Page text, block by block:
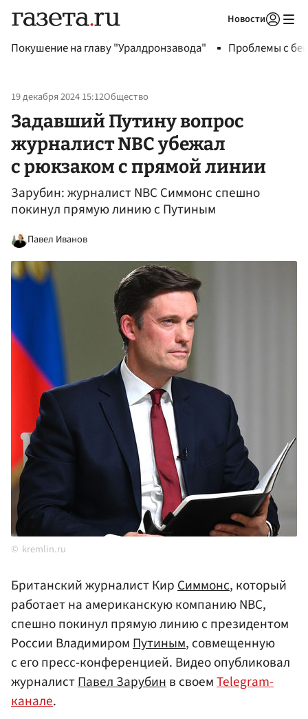
Новости
Покушение на главу "Уралдронзавода" Проблемы с
19 декабря 2024 15:12Общество
Задавший Путину вопрос
журналист NBC убежал
с рюкзаком с прямой линии
Зарубин: журналист NBC Симмонс спешно
покинул прямую линию с Путиным
Павел Иванов
kremlin.ru
Британский журналист КирСиммонс, который
работает на американскую компанию NBC,
спешно покинул прямую линию с президентом
России ВладимиромПутиным, совмещенную
с его пресс-конференцией. Видео опубликовал
журналистПавел Зарубинв своемTelegram-
канале.